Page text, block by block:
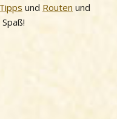
und Routen und
Spaß!